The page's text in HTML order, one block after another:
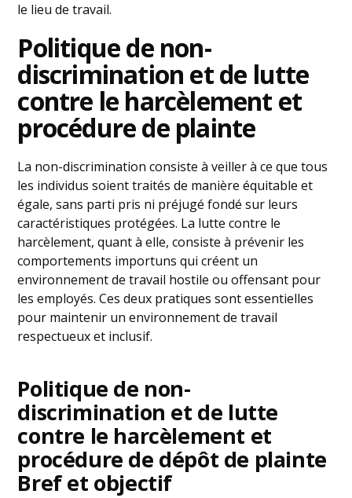
le lieu de travail.
Politique de non-
discrimination et de lutte
contre le harcèlement et
procédure de plainte
La non-discrimination consiste à veiller à ce que tous
les individus soient traités de manière équitable et
égale, sans parti pris ni préjugé fondé sur leurs
caractéristiques protégées. La lutte contre le
harcèlement, quant à elle, consiste à prévenir les
comportements importuns qui créent un
environnement de travail hostile ou offensant pour
les employés. Ces deux pratiques sont essentielles
pour maintenir un environnement de travail
respectueux et inclusif.
Politique de non-
discrimination et de lutte
contre le harcèlement et
procédure de dépôt de plainte
Bref et objectif